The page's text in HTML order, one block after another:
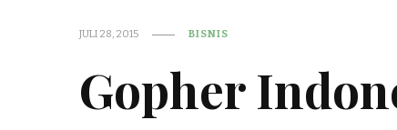
JULI 28, 2015 BISNIS
Gopher